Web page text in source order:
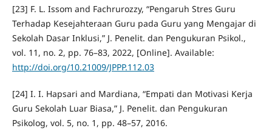
[23] F. L. Issom and Fachrurozzy, “Pengaruh Stres Guru
Terhadap Kesejahteraan Guru pada Guru yang Mengajar di
Sekolah Dasar Inklusi,” J. Penelit. dan Pengukuran Psikol.,
vol. 11, no. 2, pp. 76–83, 2022, [Online]. Available:
http://doi.org/10.21009/JPPP.112.03
[24] I. I. Hapsari and Mardiana, “Empati dan Motivasi Kerja
Guru Sekolah Luar Biasa,” J. Penelit. dan Pengukuran
Psikolog, vol. 5, no. 1, pp. 48–57, 2016.